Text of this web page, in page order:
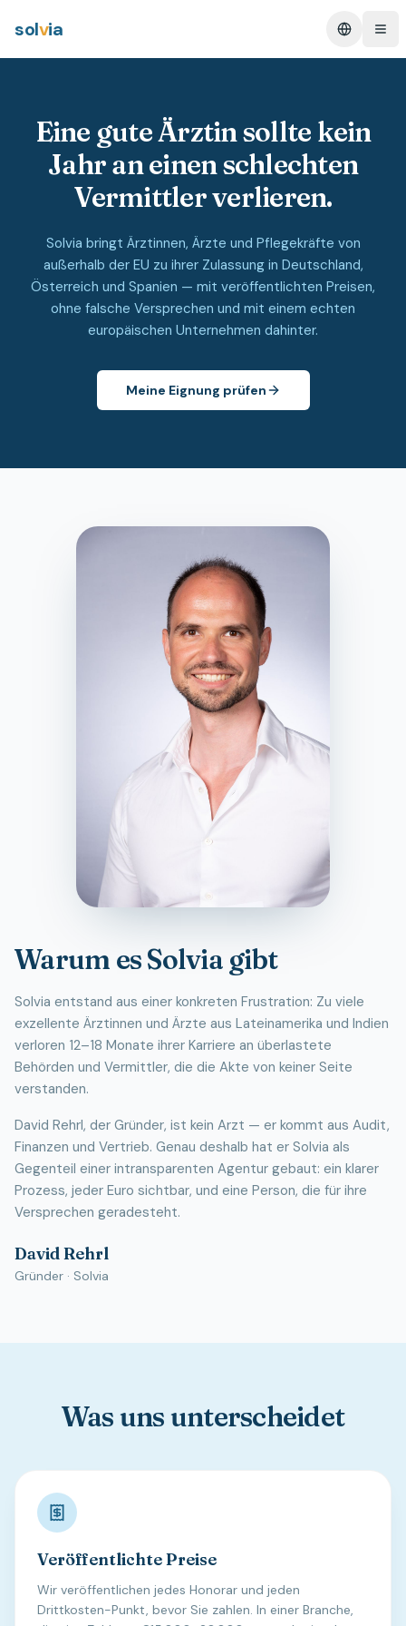
solvia Change
Eine gute Ärztin sollte kein
Jahr an einen schlechten
Vermittler verlieren.
Solvia bringt Ärztinnen, Ärzte und Pflegekräfte von
außerhalb der EU zu ihrer Zulassung in Deutschland,
Österreich und Spanien — mit veröffentlichten Preisen,
ohne falsche Versprechen und mit einem echten
europäischen Unternehmen dahinter.
Meine Eignung prüfen
Warum es Solvia gibt
Solvia entstand aus einer konkreten Frustration: Zu viele
exzellente Ärztinnen und Ärzte aus Lateinamerika und Indien
verloren 12–18 Monate ihrer Karriere an überlastete
Behörden und Vermittler, die die Akte von keiner Seite
verstanden.
David Rehrl, der Gründer, ist kein Arzt — er kommt aus Audit,
Finanzen und Vertrieb. Genau deshalb hat er Solvia als
Gegenteil einer intransparenten Agentur gebaut: ein klarer
Prozess, jeder Euro sichtbar, und eine Person, die für ihre
Versprechen geradesteht.
David Rehrl
Gründer · Solvia
Was uns unterscheidet
Veröffentlichte Preise
Wir veröffentlichen jedes Honorar und jeden
Drittkosten-Punkt, bevor Sie zahlen. In einer Branche,